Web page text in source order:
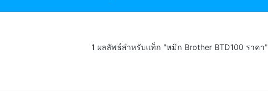
1 ผลลัพธ์สำหรับแท็ก "หมึก Brother BTD100 ราคา"